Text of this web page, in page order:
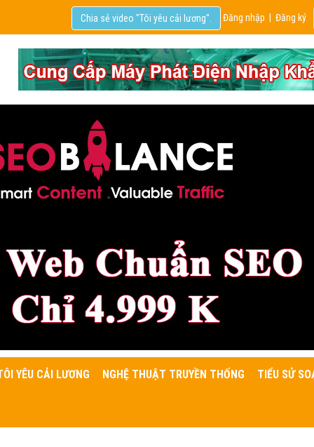
Đăng nhập Đăng ký
Chia sẻ video "Tôi yêu cải lương".
YÊU CẢI LƯƠNG NGHỆ THUẬT TRUYỀN THỐNG TIỂU SỬ